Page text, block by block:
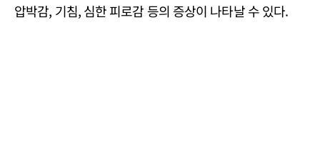
압박감, 기침, 심한 피로감 등의 증상이 나타날 수 있다.